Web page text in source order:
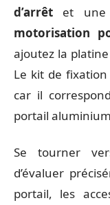
d’arrêt et
motorisation
ajoutez la
Le kit de
car il
portail
Se tourner
d’évaluer
portail, les